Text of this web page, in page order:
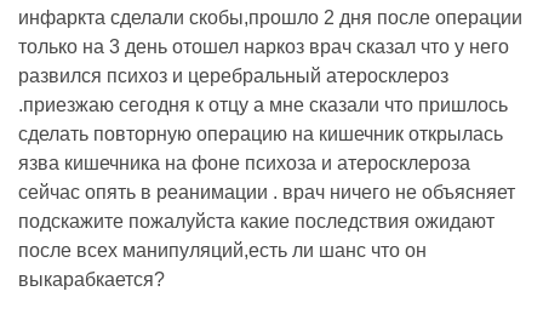
инфаркта сделали скобы,прошло 2 дня после операции
только на 3 день отошел наркоз врач сказал что у него
развился психоз и церебральный атеросклероз
.приезжаю сегодня к отцу а мне сказали что пришлось
сделать повторную операцию на кишечник открылась
язва кишечника на фоне психоза и атеросклероза
сейчас опять в реанимации . врач ничего не объясняет
подскажите пожалуйста какие последствия ожидают
после всех манипуляций,есть ли шанс что он
выкарабкается?